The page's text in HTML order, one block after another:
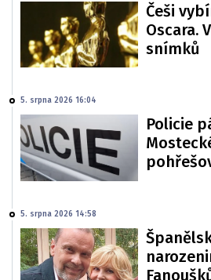
Češi
Oscara.
snímků
5. srpna 2026 16:04
Policie
5. srpna 2026 14:58